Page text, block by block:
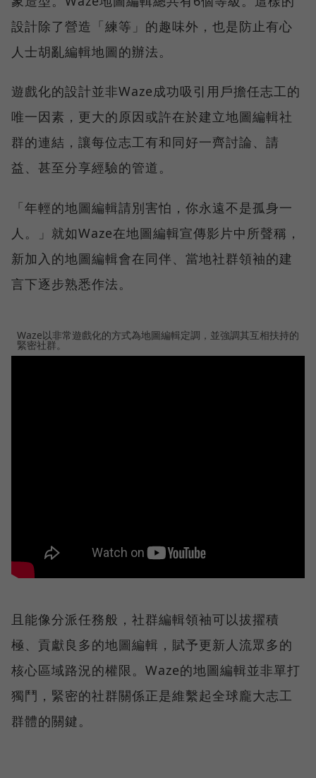
設計除了營造「練等」的趣味外，也是防止有心
人士胡亂編輯地圖的辦法。
遊戲化的設計並非Waze成功吸引用戶擔任志工的
唯一因素，更大的原因或許在於建立地圖編輯社
群的連結，讓每位志工有和同好一齊討論、請
益、甚至分享經驗的管道。
「年輕的地圖編輯請別害怕，你永遠不是孤身一
人。」就如Waze在地圖編輯宣傳影片中所聲稱，
新加入的地圖編輯會在同伴、當地社群領袖的建
言下逐步熟悉作法。
Waze以非常遊戲化的方式為地圖編輯定調，並強調其互相扶持的
緊密社群。
且能像分派任務般，社群編輯領袖可以拔擢積
極、貢獻良多的地圖編輯，賦予更新人流眾多的
核心區域路況的權限。Waze的地圖編輯並非單打
獨鬥，緊密的社群關係正是維繫起全球龐大志工
群體的關鍵。